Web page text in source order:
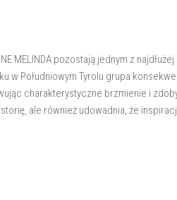
MELINDA pozostają jednym z
w Południowym Tyrolu grupa
charakterystyczne brzmienie i
ale również udowadnia, że